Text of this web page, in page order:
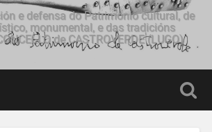
e defensa do Patrimonio cultural, de
monumental, e das tradicións
de CASTROVERDE (LUGO)